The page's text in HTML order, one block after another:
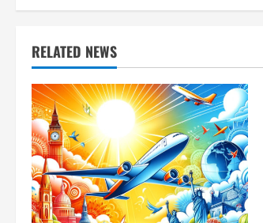
RELATED NEWS